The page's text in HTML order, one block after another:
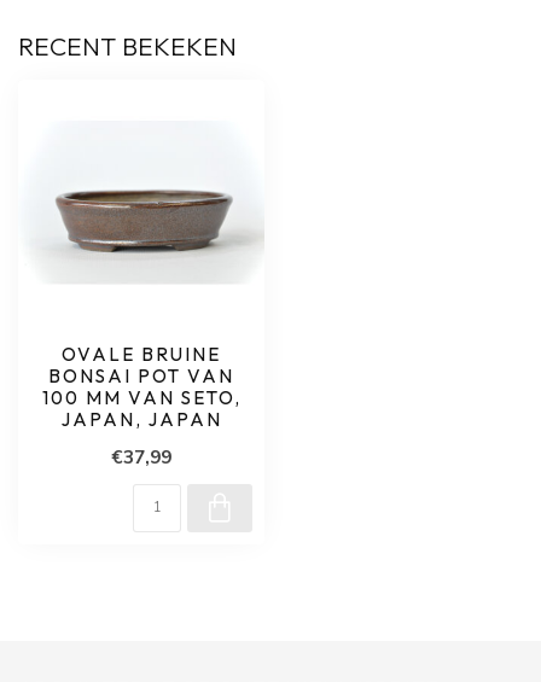
RECENT BEKEKEN
OVALE BRUINE
BONSAI POT VAN
100 MM VAN SETO,
JAPAN, JAPAN
€37,99